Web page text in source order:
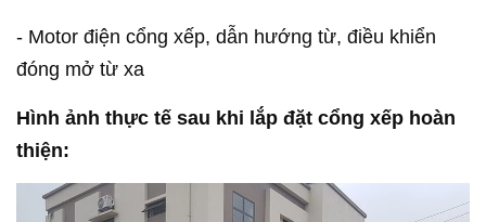
- Motor điện cổng xếp, dẫn hướng từ, điều khiển
đóng mở từ xa
Hình ảnh thực tế sau khi lắp đặt cổng xếp hoàn
thiện: